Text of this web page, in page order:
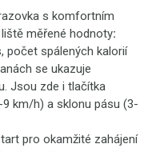
s komfortním
měřené hodnoty:
počet spálených kalorií
se ukazuje
Jsou zde i tlačítka
km/h) a sklonu pásu (3-
pro okamžité zahájení